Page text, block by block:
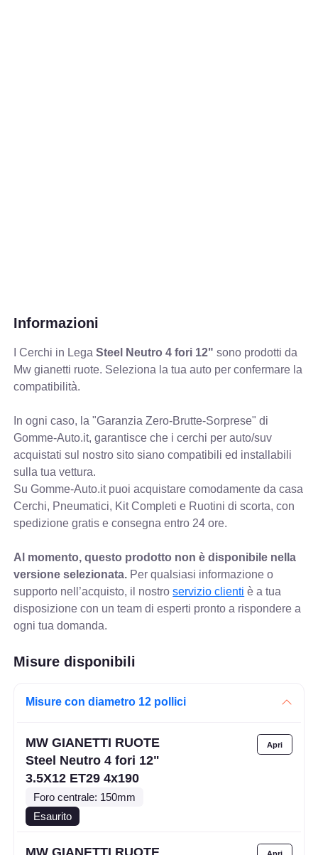
Informazioni
I Cerchi in LegaSteel Neutro 4 fori 12" sono prodotti da
Mw gianetti ruote. Seleziona la tua auto per confermare la
compatibilità.
In ogni caso, la "Garanzia Zero-Brutte-Sorprese" di
Gomme-Auto.it, garantisce che i cerchi per auto/suv
acquistati sul nostro sito siano compatibili ed installabili
sulla tua vettura.
Su Gomme-Auto.it puoi acquistare comodamente da casa
Cerchi, Pneumatici, Kit Completi e Ruotini di scorta, con
spedizione gratis e consegna entro 24 ore.
Al momento, questo prodotto non è disponibile nella
versione selezionata. Per qualsiasi informazione o
supporto nell’acquisto, il nostroservizio clienti è a tua
disposizione con un team di esperti pronto a rispondere a
ogni tua domanda.
Misure disponibili
Misure con diametro 12 pollici
MW GIANETTI RUOTE
Steel Neutro 4 fori 12"
3.5X12 ET29 4x190
Foro centrale: 150mm
Esaurito